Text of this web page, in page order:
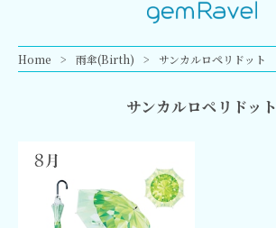
Home 雨傘(Birth) サンカルロペリドット
サンカルロペリドット